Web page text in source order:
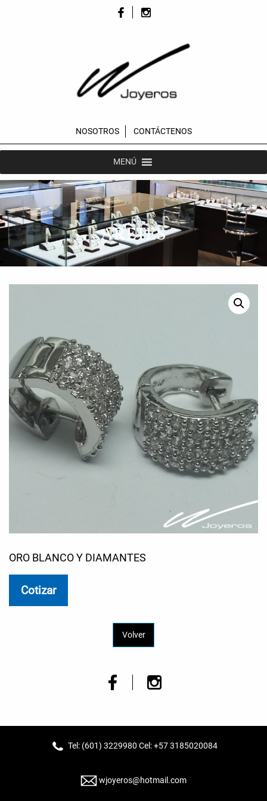
NOSOTROS CONTÁCTENOS
MENÚ
ARETES
ORO BLANCO Y DIAMANTES
Cotizar
Volver
Tel: (601) 3229980 Cel: +57 3185020084
wjoyeros@hotmail.com